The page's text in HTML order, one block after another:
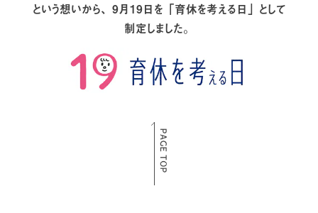
という想いから、9月19日を「育休を考える日」として
制定しました。